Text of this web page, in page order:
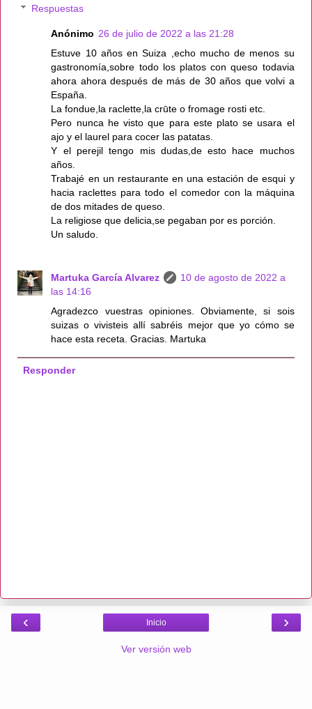
Respuestas
Anónimo 26 de julio de 2022 a las 21:28
Estuve 10 años en Suiza ,echo mucho de menos su
gastronomía,sobre todo los platos con queso todavia
ahora ahora después de más de 30 años que volvi a
España.
La fondue,la raclette,la crūte o fromage rosti etc.
Pero nunca he visto que para este plato se usara el
ajo y el laurel para cocer las patatas.
Y el perejil tengo mis dudas,de esto hace muchos
años.
Trabajé en un restaurante en una estación de esqui y
hacia raclettes para todo el comedor con la máquina
de dos mitades de queso.
La religiose que delicia,se pegaban por es porción.
Un saludo.
Martuka García Alvarez
10 de agosto de 2022 a
las 14:16
Agradezco vuestras opiniones. Obviamente, si sois
suizas o vivisteis allí sabréis mejor que yo cómo se
hace esta receta. Gracias. Martuka
Responder
‹ ›
Inicio
Ver versión web